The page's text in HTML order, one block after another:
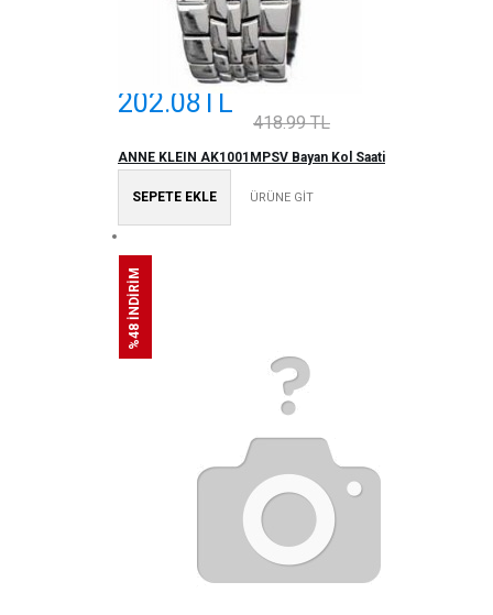
202.08TL
418.99 TL
ANNE KLEIN AK1001MPSV Bayan Kol Saati
SEPETE EKLE ÜRÜNE GİT
%48 İNDİRİM